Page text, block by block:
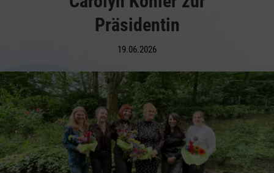
Präsidentin
19.06.2026